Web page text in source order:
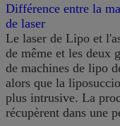
Différence entre la
de laser
Le laser de Lipo et
de même et les deux
de machines de lipo
alors que la
plus intrusive. La
récupèrent dans une